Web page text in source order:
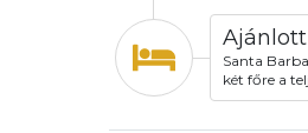
Santa
két főre a